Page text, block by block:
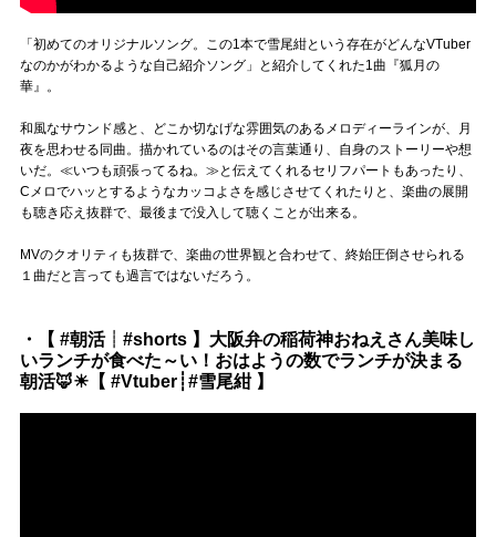
「初めてのオリジナルソング。この1本で雪尾紺という存在がどんなVTuber
なのかがわかるような自己紹介ソング」と紹介してくれた1曲『狐月の
華』。
和風なサウンド感と、どこか切なげな雰囲気のあるメロディーラインが、月
夜を思わせる同曲。描かれているのはその言葉通り、自身のストーリーや想
いだ。≪いつも頑張ってるね。≫と伝えてくれるセリフパートもあったり、
Cメロでハッとするようなカッコよさを感じさせてくれたりと、楽曲の展開
も聴き応え抜群で、最後まで没入して聴くことが出来る。
MVのクオリティも抜群で、楽曲の世界観と合わせて、終始圧倒させられる
１曲だと言っても過言ではないだろう。
・【 #朝活┊#shorts 】大阪弁の稲荷神おねえさん美味し
いランチが食べた～い！おはようの数でランチが決まる
朝活🦊☀【 #Vtuber┊#雪尾紺 】